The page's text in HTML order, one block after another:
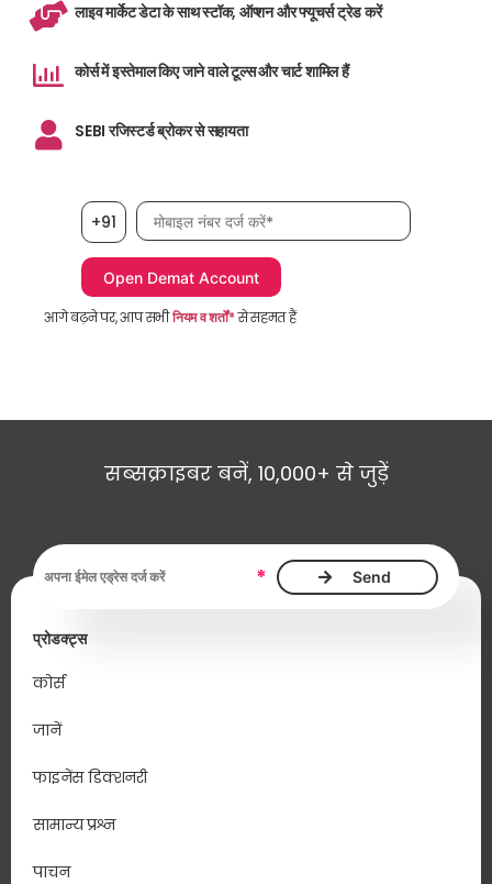
लाइव मार्केट डेटा के साथ स्टॉक, ऑप्शन और फ्यूचर्स ट्रेड करें
कोर्स में इस्तेमाल किए जाने वाले टूल्स और चार्ट शामिल हैं
SEBI रजिस्टर्ड ब्रोकर से सहायता
+91 मोबाइल नंबर आवश्यक है
आगे बढ़ने पर, आप सभीनियम व शर्तों*से सहमत हैं
सब्सक्राइबर बनें, 10,000+ से जुड़ें
ईमेल एड्रेस आवश्यक है *
प्रोडक्ट्स
कोर्स
जानें
फाइनेंस डिक्शनरी
सामान्य प्रश्न
पाचन